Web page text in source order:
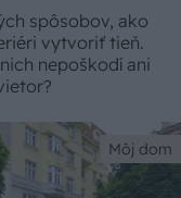
spôsobov, ako
vytvoriť tieň.
nepoškodí ani
Môj dom